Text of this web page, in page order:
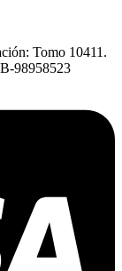
Tomo 10411.
98958523